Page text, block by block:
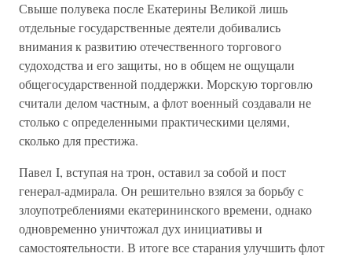
Свыше полувека после Екатерины Великой лишь
отдельные государственные деятели добивались
внимания к развитию отечественного торгового
судоходства и его защиты, но в общем не ощущали
общегосударственной поддержки. Морскую торговлю
считали делом частным, а флот военный создавали не
столько с определенными практическими целями,
сколько для престижа.
Павел I, вступая на трон, оставил за собой и пост
генерал-адмирала. Он решительно взялся за борьбу с
злоупотреблениями екатерининского времени, однако
одновременно уничтожал дух инициативы и
самостоятельности. В итоге все старания улучшить флот